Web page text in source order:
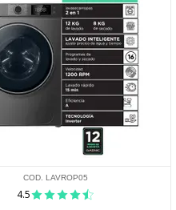
COD. LAVROP05
4.5